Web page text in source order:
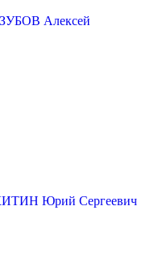
Алексей
Юрий Сергеевич